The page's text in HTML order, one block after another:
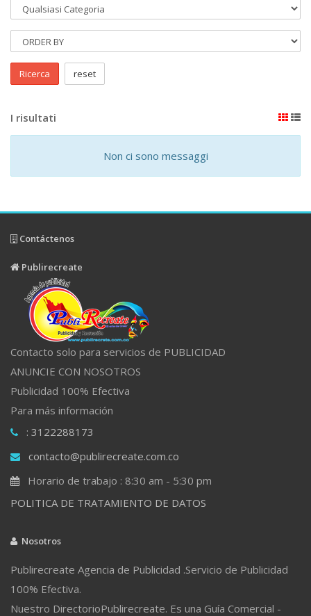
Ricerca reset
I risultati
Non ci sono messaggi
Contáctenos
Publirecreate
Contacto solo para servicios de PUBLICIDAD
ANUNCIE CON NOSOTROS
Publicidad 100% Efectiva
Para más información
: 3122288173
contacto@publirecreate.com.co
Horario de trabajo : 8:30 am - 5:30 pm
POLITICA DE TRATAMIENTO DE DATOS
Nosotros
Publirecreate Agencia de Publicidad .Servicio de Publicidad
100% Efectiva.
Nuestro DirectorioPublirecreate. Es una Guía Comercial -